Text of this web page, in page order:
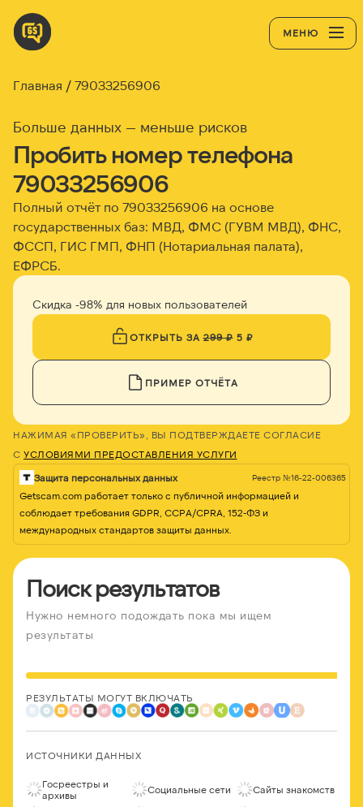
МЕНЮ
Главная 79033256906
Больше данных — меньше рисков
Пробить номер телефона
79033256906
Полный отчёт по 79033256906 на основе
государственных баз: МВД, ФМС (ГУВМ МВД), ФНС,
ФССП, ГИС ГМП, ФНП (Нотариальная палата),
ЕФРСБ.
Скидка -98% для новых пользователей
ОТКРЫТЬ ЗА299 ₽5 ₽
ПРИМЕР ОТЧЁТА
НАЖИМАЯ «ПРОВЕРИТЬ», ВЫ ПОДТВЕРЖДАЕТЕ СОГЛАСИЕ
С УСЛОВИЯМИ ПРЕДОСТАВЛЕНИЯ УСЛУГИ
Защита персональных данных Реестр №16-22-006365
Getscam.com работает только с публичной информацией и
соблюдает требования GDPR, CCPA/CPRA, 152-ФЗ и
международных стандартов защиты данных.
Поиск результатов
Нужно немного подождать пока мы ищем
результаты
РЕЗУЛЬТАТЫ МОГУТ ВКЛЮЧАТЬ
ИСТОЧНИКИ ДАННЫХ
Госреестры и
архивы
Социальные сети Сайты знакомств